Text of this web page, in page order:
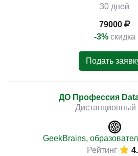
30 дней
79000
-3% скидка
Подать
ДО Профессия
Дистанционный
GeekBrains,
Рейтинг